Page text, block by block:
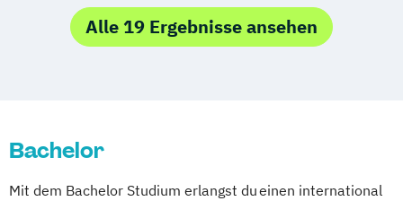
Sportpsychologie Wirtschaftspsychologie
Alle 19 Ergebnisse ansehen
Bachelor
Mit dem Bachelor Studium erlangst du einen international